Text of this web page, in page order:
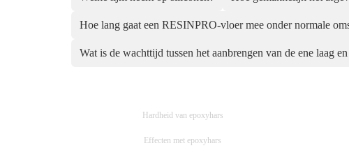
Hoe lang gaat een RESINPRO-vloer mee onder normale
Wat is de wachttijd tussen het aanbrengen van de ene laag
Hardheid van epoxyhars
Effecten met epoxyhars